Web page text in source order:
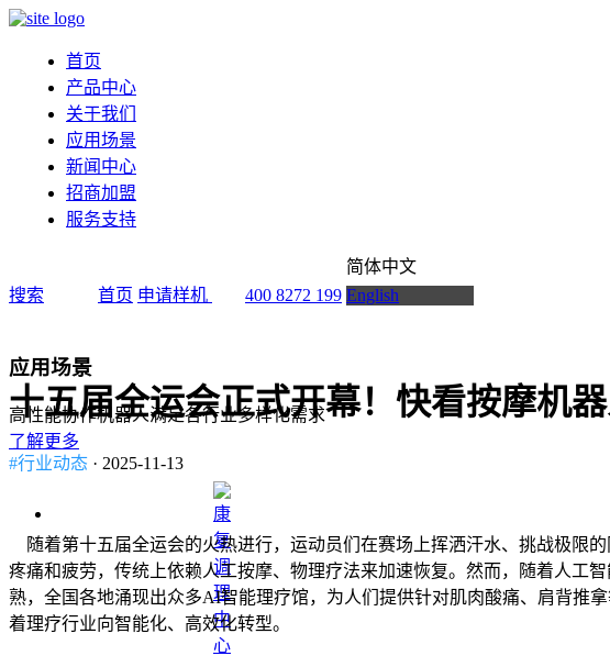
首页
产品中心
关于我们
应用场景
新闻中心
招商加盟
服务支持
搜索 首页 申请样机 400 8272 199
简体中文
English
应用场景
高性能协作机器人满足各行业多样化需求
了解更多
十五届全运会正式开幕！快看按摩机
#行业动态 · 2025-11-13
随着第十五届全运会的火热进行，运动员们在赛场上挥洒汗水、挑战极限
疼痛和疲劳，传统上依赖人工按摩、物理疗法来加速恢复。然而，随着人工
熟，全国各地涌现出众多AI智能理疗馆，为人们提供针对肌肉酸痛、肩背推
着理疗行业向智能化、高效化转型。